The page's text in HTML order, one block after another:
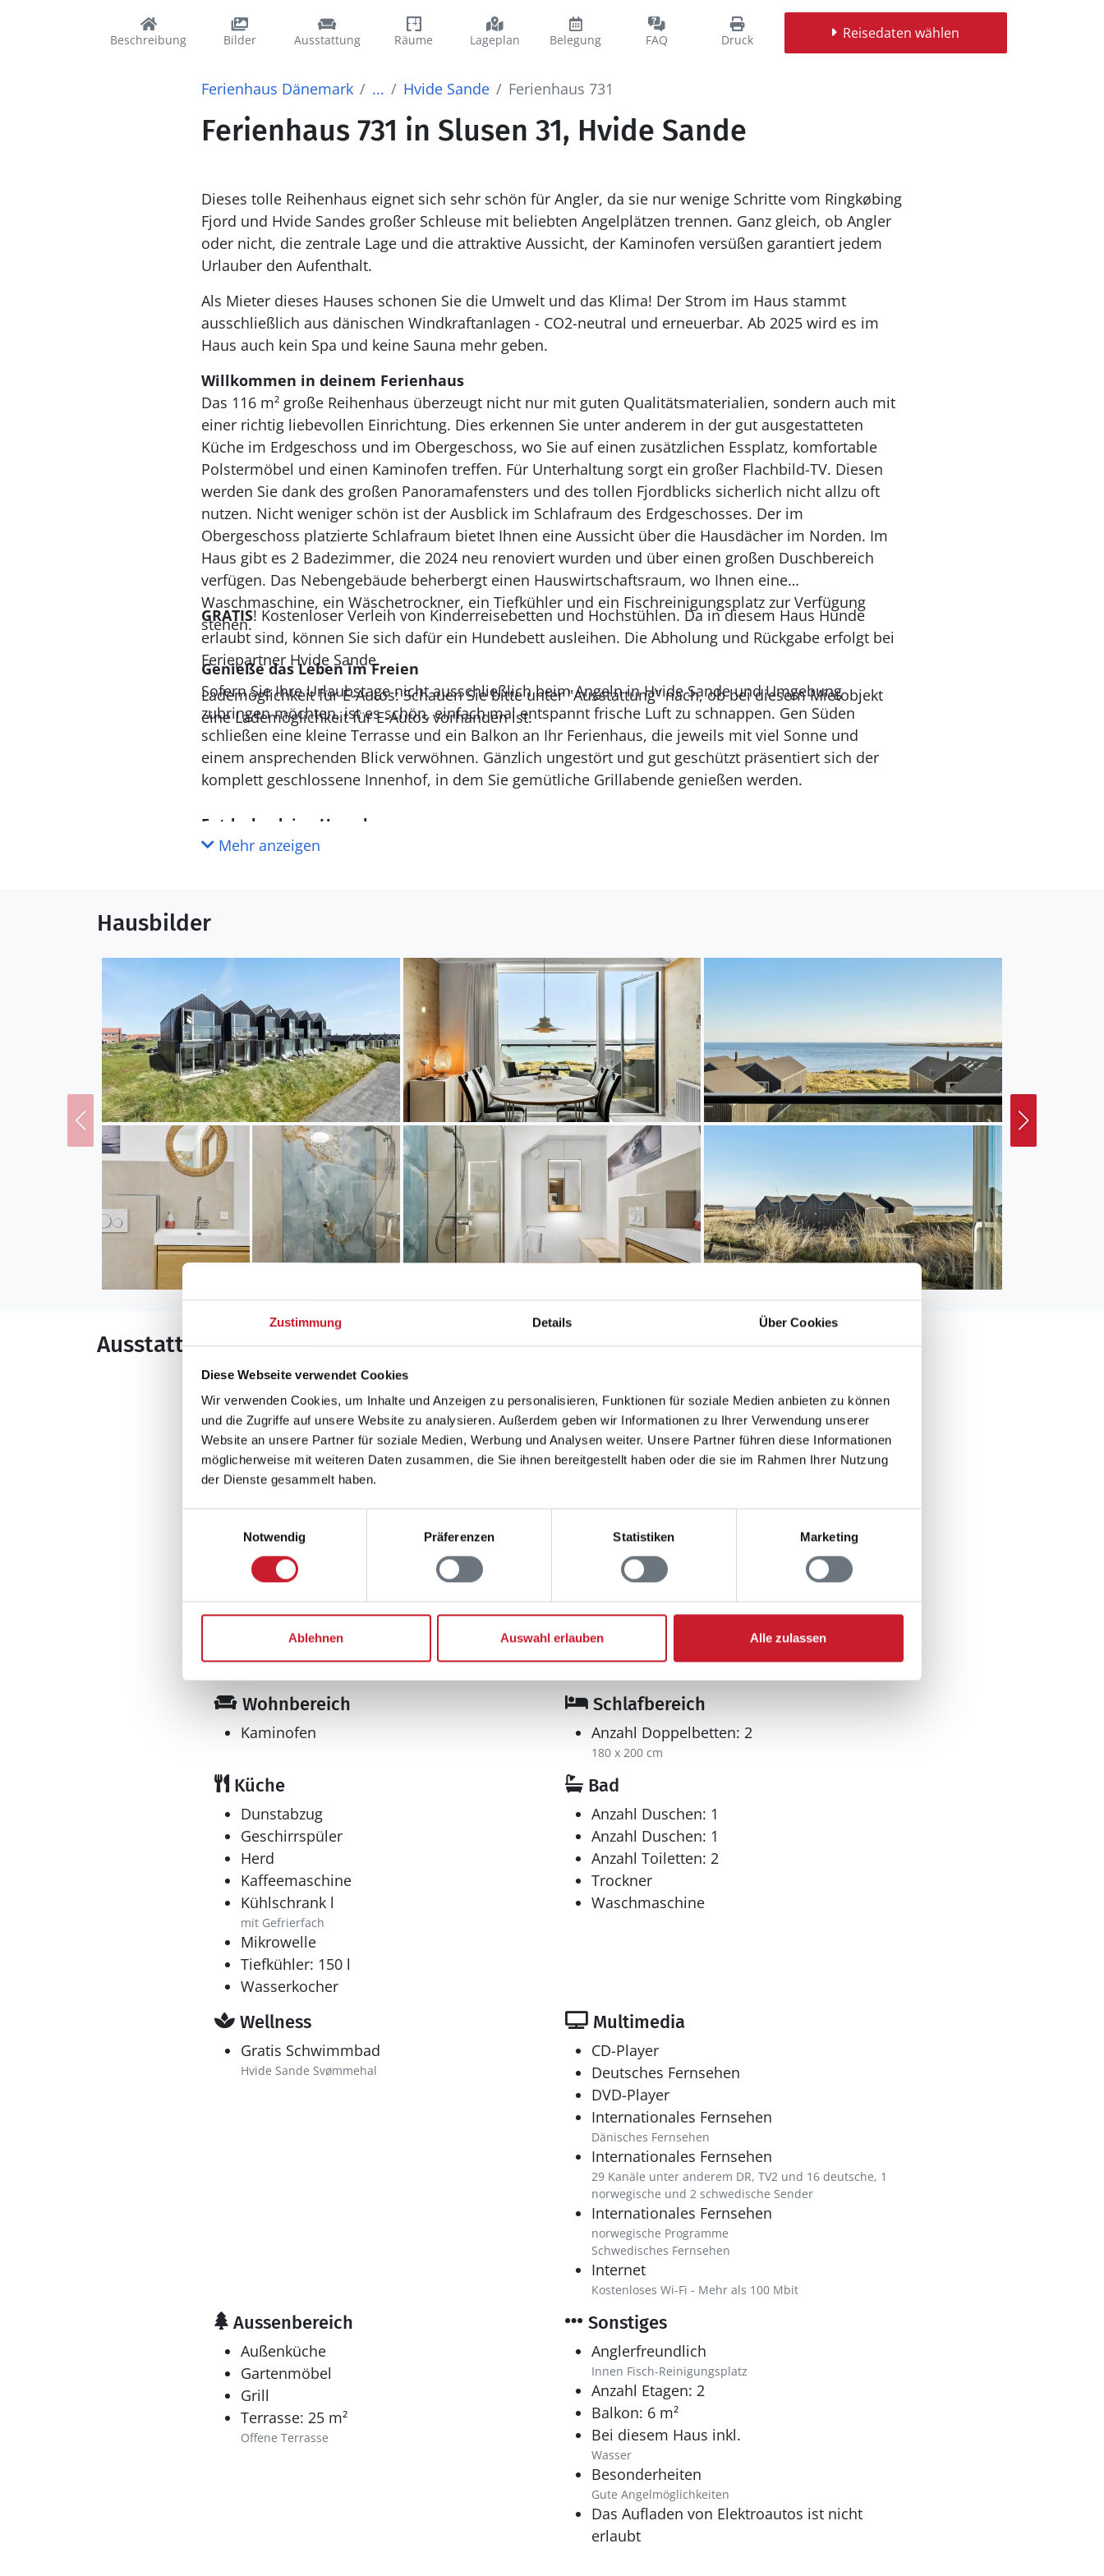
Zustimmung Details Über Cookies
Diese Webseite verwendet Cookies
Wir verwenden Cookies, um Inhalte und Anzeigen zu personalisieren, Funktionen für soziale Medien anbieten zu können
und die Zugriffe auf unsere Website zu analysieren. Außerdem geben wir Informationen zu Ihrer Verwendung unserer
Website an unsere Partner für soziale Medien, Werbung und Analysen weiter. Unsere Partner führen diese Informationen
möglicherweise mit weiteren Daten zusammen, die Sie ihnen bereitgestellt haben oder die sie im Rahmen Ihrer Nutzung
der Dienste gesammelt haben.
Notwendig
Präferenzen Statistiken Marketing
Ablehnen Auswahl erlauben Alle zulassen
Beschreibung Bilder Ausstattung Räume Lageplan Belegung FAQ Druck Reisedaten wählen
Ferienhaus Dänemark ... Hvide Sande Ferienhaus 731
Ferienhaus 731 in Slusen 31, Hvide Sande
Dieses tolle Reihenhaus eignet sich sehr schön für Angler, da sie nur wenige Schritte vom Ringkøbing
Fjord und Hvide Sandes großer Schleuse mit beliebten Angelplätzen trennen. Ganz gleich, ob Angler
oder nicht, die zentrale Lage und die attraktive Aussicht, der Kaminofen versüßen garantiert jedem
Urlauber den Aufenthalt.
Als Mieter dieses Hauses schonen Sie die Umwelt und das Klima! Der Strom im Haus stammt
ausschließlich aus dänischen Windkraftanlagen - CO2-neutral und erneuerbar. Ab 2025 wird es im
Haus auch kein Spa und keine Sauna mehr geben.
Willkommen in deinem Ferienhaus
Das 116 m² große Reihenhaus überzeugt nicht nur mit guten Qualitätsmaterialien, sondern auch mit
einer richtig liebevollen Einrichtung. Dies erkennen Sie unter anderem in der gut ausgestatteten
Küche im Erdgeschoss und im Obergeschoss, wo Sie auf einen zusätzlichen Essplatz, komfortable
Polstermöbel und einen Kaminofen treffen. Für Unterhaltung sorgt ein großer Flachbild-TV. Diesen
werden Sie dank des großen Panoramafensters und des tollen Fjordblicks sicherlich nicht allzu oft
nutzen. Nicht weniger schön ist der Ausblick im Schlafraum des Erdgeschosses. Der im
Obergeschoss platzierte Schlafraum bietet Ihnen eine Aussicht über die Hausdächer im Norden. Im
Haus gibt es 2 Badezimmer, die 2024 neu renoviert wurden und über einen großen Duschbereich
verfügen. Das Nebengebäude beherbergt einen Hauswirtschaftsraum, wo Ihnen eine
Waschmaschine, ein Wäschetrockner, ein Tiefkühler und ein Fischreinigungsplatz zur Verfügung
stehen.
Genieße das Leben im Freien
Sofern Sie Ihre Urlaubstage nicht ausschließlich beim Angeln in Hvide Sande und Umgebung
zubringen möchten, ist es schön, einfach mal entspannt frische Luft zu schnappen. Gen Süden
schließen eine kleine Terrasse und ein Balkon an Ihr Ferienhaus, die jeweils mit viel Sonne und
einem ansprechenden Blick verwöhnen. Gänzlich ungestört und gut geschützt präsentiert sich der
komplett geschlossene Innenhof, in dem Sie gemütliche Grillabende genießen werden.
Entdecke deine Umgebung
Das Reihenhaus ist Teil des modernen Ferienhauskomplexes "Slusehusene". Nur wenige Schritte
Fjordhafen Tyskerhavn, in dem Sie den Fischerbooten beim Ein- und Auslaufen und beim Anlanden
des Fangs zuschauen können. Die große Schleuse erfreut sich bei Anglern größter Beliebtheit. Je nach
Jahreszeit können Sie hier hervorragend Makrelen, Heringe und Hornhechte fangen. Alternativ
überzeugen Nordsee und Fjord mit guten Angelplätzen. Mehrere Put & Take-Seen sind in der näheren
Umgebung ebenfalls vorhanden.
GRATIS! Kostenloser Verleih von Kinderreisebetten und Hochstühlen. Da in diesem Haus Hunde
erlaubt sind, können Sie sich dafür ein Hundebett ausleihen. Die Abholung und Rückgabe erfolgt bei
Feriepartner Hvide Sande.
Lademöglichkeit für E-Autos: Schauen Sie bitte unter "Ausstattung" nach, ob bei diesem Mietobjekt
eine Lademöglichkeit für E-Autos vorhanden ist.
Mehr anzeigen
Hausbilder
Ausstattung
Anzahl Personen: 4
Baujahr: 2004
Energiesparhaus
Fernwärme
Grundstücksfläche: 120 m²
Inkl. Endreinigung
Nichtraucher
Renovierung: 2024
Tolle Aussicht
Fjordblick
Wohnfläche: 116 m²
Abstand Einkauf: 600 m
Ganzjährig geöffnet
Abstand Golfplatz: 14.000 m
Sand-/Steinstrand
Abstand Küste: 50 m
Abstand Fjord: 50 m
Wohnbereich
Kaminofen
Schlafbereich
Anzahl Doppelbetten: 2
180 x 200 cm
Küche
Dunstabzug
Geschirrspüler
Herd
Kaffeemaschine
Kühlschrank l
mit Gefrierfach
Mikrowelle
Tiefkühler: 150 l
Wasserkocher
Bad
Anzahl Duschen: 1
Anzahl Duschen: 1
Anzahl Toiletten: 2
Trockner
Waschmaschine
Wellness
Gratis Schwimmbad
Hvide Sande Svømmehal
Multimedia
CD-Player
Deutsches Fernsehen
DVD-Player
Internationales Fernsehen
Dänisches Fernsehen
Internationales Fernsehen
29 Kanäle unter anderem DR, TV2 und 16 deutsche, 1
norwegische und 2 schwedische Sender
Internationales Fernsehen
norwegische Programme
Schwedisches Fernsehen
Internet
Kostenloses Wi-Fi - Mehr als 100 Mbit
Aussenbereich
Außenküche
Gartenmöbel
Grill
Terrasse: 25 m²
Offene Terrasse
Sonstiges
Anglerfreundlich
Innen Fisch-Reinigungsplatz
Anzahl Etagen: 2
Balkon: 6 m²
Bei diesem Haus inkl.
Wasser
Besonderheiten
Gute Angelmöglichkeiten
Das Aufladen von Elektroautos ist nicht
erlaubt